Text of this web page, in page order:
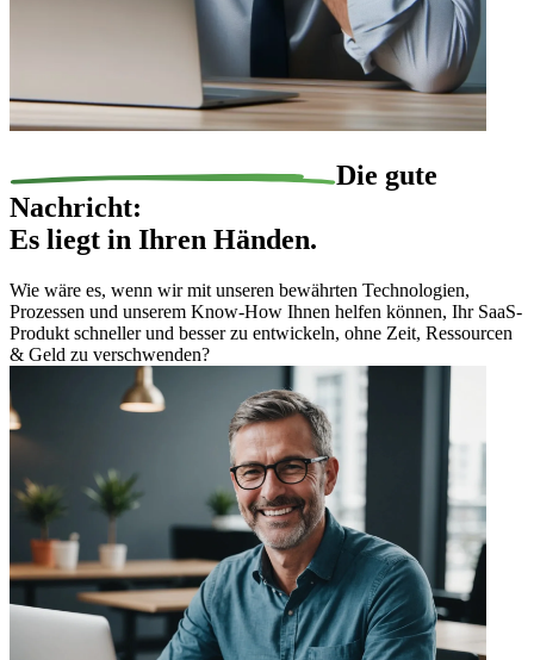
Die gute
Nachricht:
Es liegt in Ihren Händen.
Wie wäre es, wenn wir mit unseren bewährten Technologien,
Prozessen und unserem Know-How Ihnen helfen können, Ihr SaaS-
Produkt schneller und besser zu entwickeln, ohne Zeit, Ressourcen
& Geld zu verschwenden?